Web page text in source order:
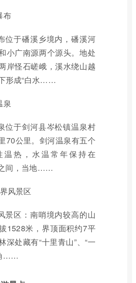
布
位于磻溪乡境内，磻溪河
小广南源两个源头。地处
岸怪石嵯峨，溪水绕山越
形成“白水……
泉
位于剑河县岑松镇温泉村
70公里。剑河温泉有五个
温热，水温常年保持在
间，当地……
风景区
景区：南哨境内较高的山
1528米，界顶面积约7平
深处藏有“十里青山”、“一
……